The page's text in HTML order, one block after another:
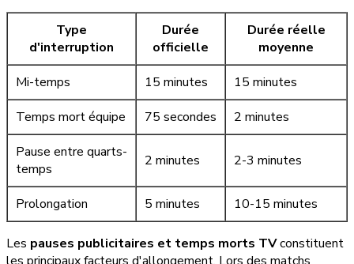
Type
d'interruption
Durée
officielle
Durée réelle
moyenne
Mi-temps
15 minutes
15 minutes
Temps mort équipe
75 secondes
2 minutes
Pause entre quarts-
temps
2 minutes 2-3 minutes
Prolongation 5 minutes 10-15 minutes
Les pauses publicitaires et temps morts TVconstituent